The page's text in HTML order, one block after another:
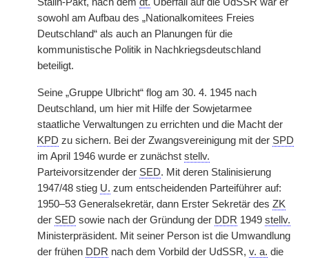
sowohl am Aufbau des „Nationalkomitees Freies
Deutschland“ als auch an Planungen für die
kommunistische Politik in Nachkriegsdeutschland
beteiligt.
Seine „Gruppe Ulbricht“ flog am 30. 4. 1945 nach
Deutschland, um hier mit Hilfe der Sowjetarmee
staatliche Verwaltungen zu errichten und die Macht der
KPD zu sichern. Bei der Zwangsvereinigung mit der SPD
im April 1946 wurde er zunächst stellv.
Parteivorsitzender der SED. Mit deren Stalinisierung
1947/48 stieg U. zum entscheidenden Parteiführer auf:
1950–53 Generalsekretär, dann Erster Sekretär des ZK
der SED sowie nach der Gründung der DDR 1949 stellv.
Ministerpräsident. Mit seiner Person ist die Umwandlung
der frühen DDR nach dem Vorbild der UdSSR, v. a. die